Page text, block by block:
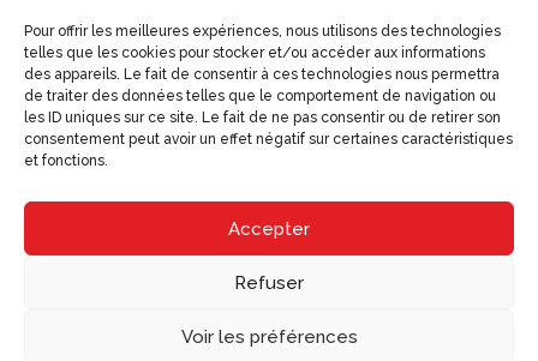
Pour offrir les meilleures expériences, nous utilisons des technologies
telles que les cookies pour stocker et/ou accéder aux informations
des appareils. Le fait de consentir à ces technologies nous permettra
de traiter des données telles que le comportement de navigation ou
les ID uniques sur ce site. Le fait de ne pas consentir ou de retirer son
consentement peut avoir un effet négatif sur certaines caractéristiques
et fonctions.
Accepter
Refuser
Voir les préférences
Stade Robert-Diochon
48 Avenue des Canadiens
76140 Le Petit-Quevilly
Tél : 02 79 02 77 20
9h - 12h30 et 14h - 18h